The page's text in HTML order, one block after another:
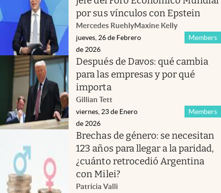
por sus vínculos con Epstein
Mercedes RuehlyMaxine Kelly
Members
jueves, 26 de Febrero
de 2026
Después de Davos: qué cambia
para las empresas y por qué
importa
Gillian Tett
Members
viernes, 23 de Enero
de 2026
Brechas de género: se necesitan
123 años para llegar a la paridad,
¿cuánto retrocedió Argentina
con Milei?
Patricia Valli